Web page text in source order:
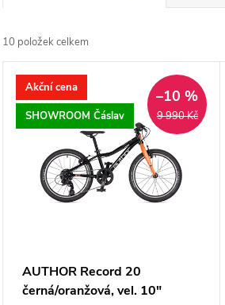
a
z
e
n
10 položek celkem
V
ý
Akční cena
SHOWROOM Čáslav
9 990 Kč
–10 %
AUTHOR Record 20
černá/oranžová, vel. 10"